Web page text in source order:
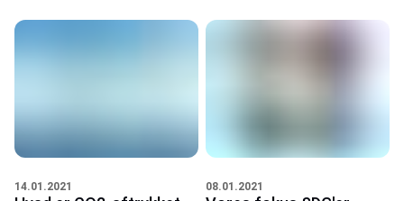
14.01.2021 08.01.2021